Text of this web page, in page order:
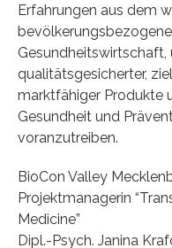
Erfahrungen aus dem
qualitätsgesicherter,
marktfähiger Produkte
Gesundheit und
voranzutreiben.
BioCon Valley
Projektmanagerin
Medicine”
Dipl.-Psych. Janina